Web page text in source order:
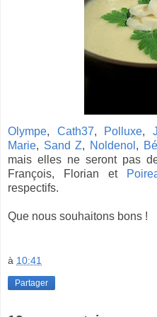
Olympe, Cath37, Polluxe,
Marie, Sand Z, Noldenol ,
mais elles ne seront pas
François, Florian et
respectifs.
Que nous souhaitons bons !
à 10:41
Partager